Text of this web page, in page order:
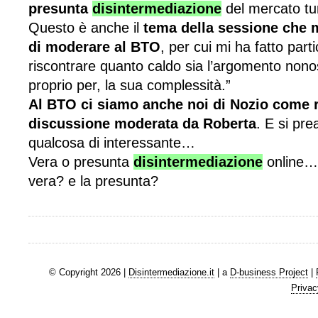
presunta disintermediazione del mercato
Questo è anche il tema della sessione che
di moderare al BTO, per cui mi ha fatto
riscontrare quanto caldo sia l’argomento
proprio per, la sua complessità.”
Al BTO ci siamo anche noi di Nozio come
discussione moderata da Roberta. E si
qualcosa di interessante…
Vera o presunta disintermediazione online…
vera? e la presunta?
© Copyright 2026 | Disintermediazione.it| a D-business Project|